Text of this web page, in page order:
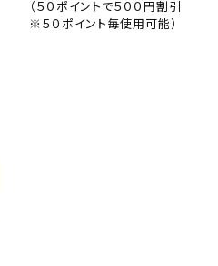
（５０ポイントで５００円割引
※５０ポイント毎使用可能）